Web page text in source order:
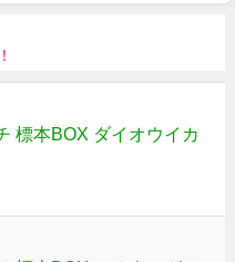
標本BOX ダイオウイカ